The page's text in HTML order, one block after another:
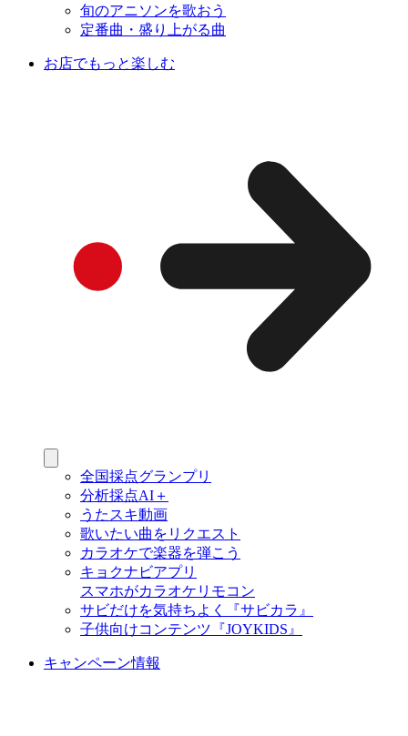
旬のアニソンを歌おう
定番曲・盛り上がる曲
お店でもっと楽しむ
全国採点グランプリ
分析採点AI＋
うたスキ動画
歌いたい曲をリクエスト
カラオケで楽器を弾こう
キョクナビアプリ
スマホがカラオケリモコン
サビだけを気持ちよく『サビカラ』
子供向けコンテンツ『JOYKIDS』
キャンペーン情報